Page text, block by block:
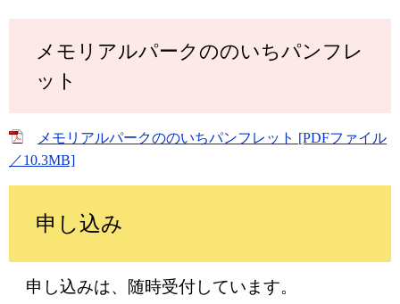
メモリアルパークののいちパンフレ
ット
メモリアルパークののいちパンフレット [PDFファイル
／10.3MB]
申し込み
申し込みは、随時受付しています。